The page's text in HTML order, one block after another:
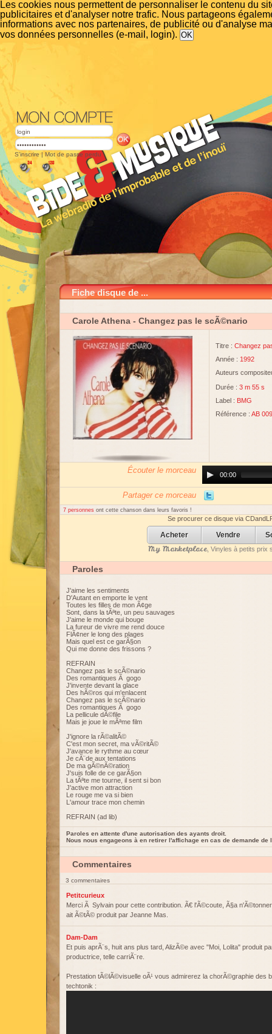
Les cookies nous permettent de personnaliser le contenu du
publicitaires et d'analyser notre trafic. Nous partageons
informations avec nos partenaires, de publicité ou d'analyse
vos données personnelles (e-mail, login).
S'inscrire | Mot de passe perdu
Fiche disque de ...
Carole Athena - Changez pas le scÃ©nario
Titre : Changez
Année : 1992
Auteurs
Durée : 3 m 55 s
Label : BMG
Référence : AB
Écouter le morceau
Player00:00
Partager ce morceau
7 personnes ont cette chanson dans leurs favoris !
Se procurer ce disque via
Acheter Vendre
My Marketplace, Vinyles à petits prix
Paroles
J'aime les sentiments
D'Autant en emporte le vent
Toutes les filles de mon Ã¢ge
Sont, dans la tÃªte, un peu sauvages
J'aime le monde qui bouge
La fureur de vivre me rend douce
FlÃ¢ner le long des plages
Mais quel est ce garÃ§on
Qui me donne des frissons ?
REFRAIN
Changez pas le scÃ©nario
Des romantiques Ã gogo
J'invente devant la glace
Des hÃ©ros qui m'enlacent
Changez pas le scÃ©nario
Des romantiques Ã gogo
La pellicule dÃ©file
Mais je joue le mÃªme film
J'ignore la rÃ©alitÃ©
C'est mon secret, ma vÃ©ritÃ©
J'avance le rythme au cœur
Je cÃ¨de aux tentations
De ma gÃ©nÃ©ration
J'suis folle de ce garÃ§on
La tÃªte me tourne, il sent si bon
J'active mon attraction
Le rouge me va si bien
L'amour trace mon chemin
REFRAIN (ad lib)
Paroles en attente d'une autorisation des ayants droit.
Nous nous engageons à en retirer l'affichage en cas de demande de
Commentaires
3 commentaires
Petitcurieux
Merci Ã Sylvain pour cette contribution. Ã€ l'Ã©coute, Ã§a
ait Ã©tÃ© produit par Jeanne Mas.
Dam-Dam
Et puis aprÃ¨s, huit ans plus tard, AlizÃ©e avec "Moi, Lolita" produit
productrice, telle carriÃ¨re.
Prestation tÃ©lÃ©visuelle oÃ¹ vous admirerez la chorÃ©graphie des
techtonik :